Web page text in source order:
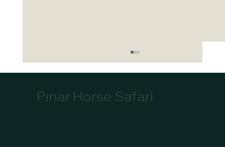
Pınar Horse Safari